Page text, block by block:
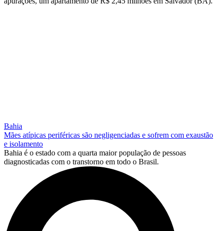
Bahia
Mães atípicas periféricas são negligenciadas e sofrem com exaustão
e isolamento
Bahia é o estado com a quarta maior população de pessoas
diagnosticadas com o transtorno em todo o Brasil.